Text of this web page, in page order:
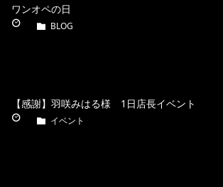
ワンオペの日
BLOG
【感謝】羽咲みはる様 1日店長イベント
イベント